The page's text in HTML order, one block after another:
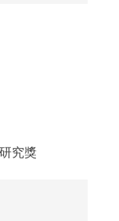
究獎